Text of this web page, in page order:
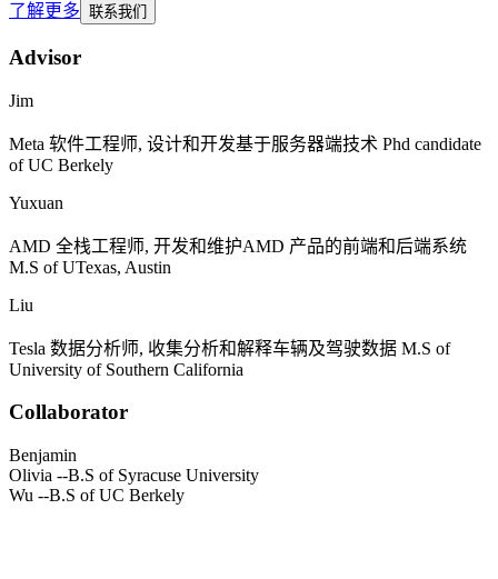
了解更多 联系我们
Advisor
Jim
Meta 软件工程师, 设计和开发基于服务器端技术 Phd candidate
of UC Berkely
Yuxuan
AMD 全栈工程师, 开发和维护AMD 产品的前端和后端系统
M.S of UTexas, Austin
Liu
Tesla 数据分析师, 收集分析和解释车辆及驾驶数据 M.S of
University of Southern California
Collaborator
Benjamin
Olivia --B.S of Syracuse University
Wu --B.S of UC Berkely